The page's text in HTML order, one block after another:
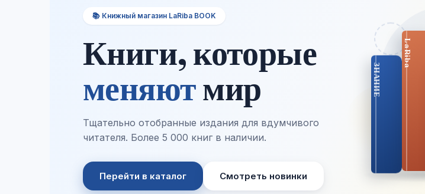
📚 Книжный магазин LaRiba BOOK
Книги, которые
меняютмир
Тщательно отобранные издания для вдумчивого
читателя. Более 5 000 книг в наличии.
Перейти в каталог Смотреть новинки